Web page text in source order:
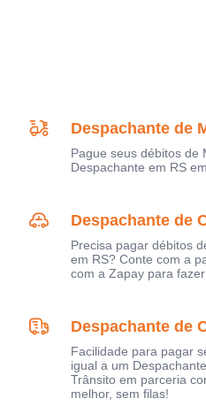
Despachante de
Pague seus débitos de
Despachante em RS
Despachante de
Precisa pagar débitos
em RS? Conte com a
com a Zapay para
Despachante de
Facilidade para pagar
igual a um
Trânsito em parceria
melhor, sem filas!